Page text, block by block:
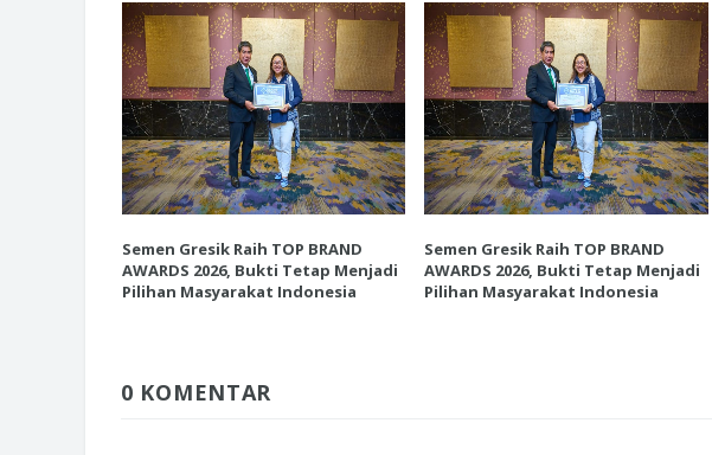
Semen Gresik Raih TOP BRAND
AWARDS 2026, Bukti Tetap Menjadi
Pilihan Masyarakat Indonesia
Semen Gresik Raih TOP BRAND
AWARDS 2026, Bukti Tetap Menjadi
Pilihan Masyarakat Indonesia
0 KOMENTAR
JAGA KERUKUNAN SAMBUT NATAL
JAGA